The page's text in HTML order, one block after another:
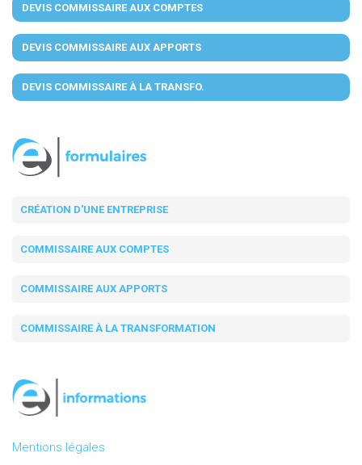
DEVIS COMMISSAIRE AUX COMPTES
DEVIS COMMISSAIRE AUX APPORTS
DEVIS COMMISSAIRE À LA TRANSFO.
CRÉATION D'UNE ENTREPRISE
COMMISSAIRE AUX COMPTES
COMMISSAIRE AUX APPORTS
COMMISSAIRE À LA TRANSFORMATION
Mentions légales